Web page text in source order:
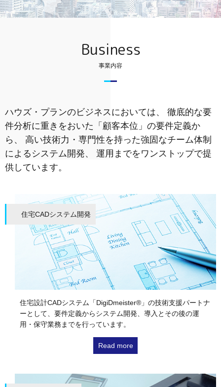
Business
事業内容
ハウズ・プランのビジネスにおいては、
徹底的な要
件分析に重きをおいた「顧客本位」の要件定義か
ら、
高い技術力・専門性を持った強固なチーム体制
によるシステム開発、
運用までをワンストップで提
供しています。
住宅CADシステム開発
住宅設計CADシステム「DigiDmeister®」の技術支援パートナ
ーとして、要件定義からシステム開発、導入とその後の運
用・保守業務までを行っています。
Read more